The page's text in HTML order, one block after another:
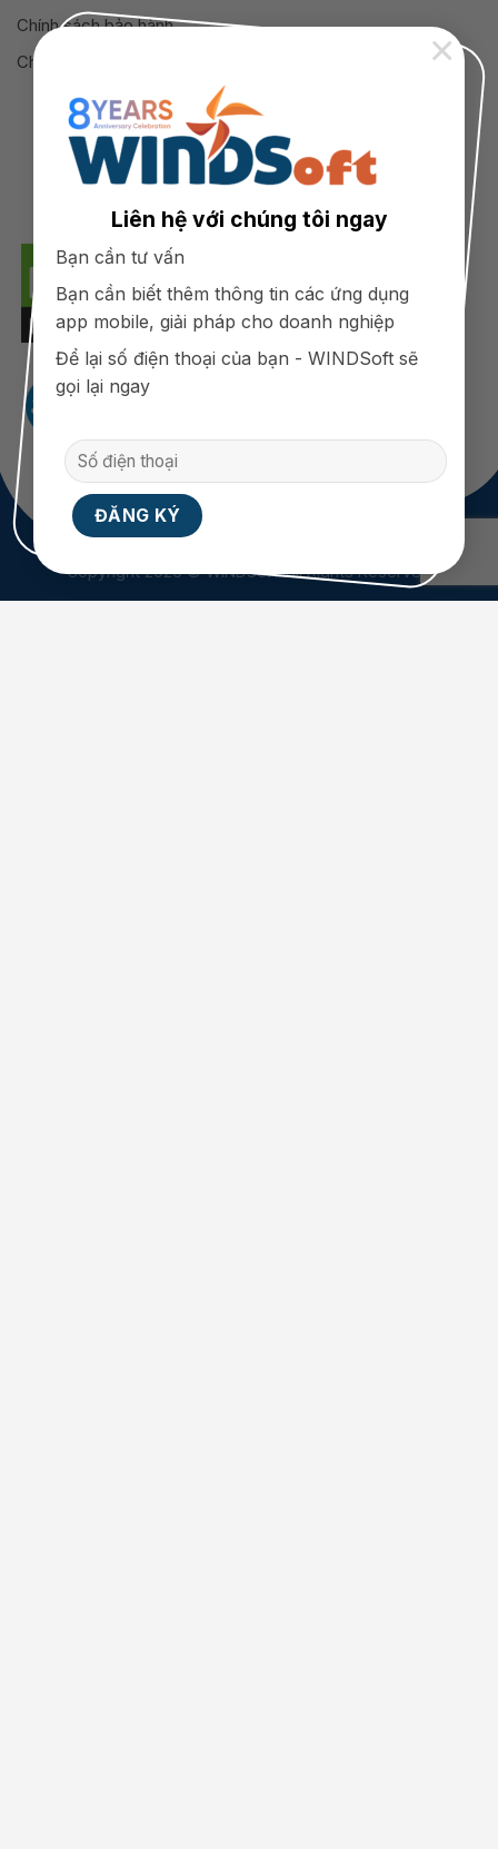
Liên hệ với chúng tôi ngay
Bạn cần tư vấn
Bạn cần biết thêm thông tin các ứng dụng
app mobile, giải pháp cho doanh nghiệp
Để lại số điện thoại của bạn - WINDSoft sẽ
gọi lại ngay
×
Chính sách bảo hành
Chính sách bảo mật thông tin
Copyright 2026 © WINDSoft. All Rights Reserved